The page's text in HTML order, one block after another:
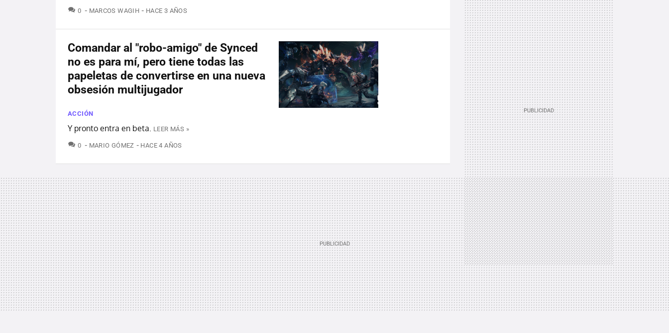
0 COMENTARIOS
MARCOS WAGIH HACE 3 AÑOS
Comandar al "robo-amigo" de Synced
no es para mí, pero tiene todas las
papeletas de convertirse en una nueva
obsesión multijugador
ACCIÓN
Y pronto entra en beta. LEER MÁS »
0 COMENTARIOS
MARIO GÓMEZ HACE 4 AÑOS